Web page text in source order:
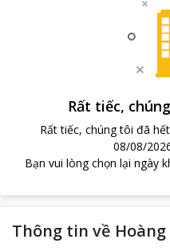
Rất tiếc,
Rất tiếc, chúng tôi đã
08/08/
Bạn vui lòng chọn lại ngày
Thông tin về